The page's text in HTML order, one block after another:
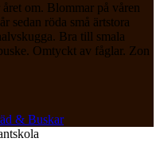
om. Blommar på våren
sedan röda små ärtstora
Bra till smala
Omtyckt av fåglar. Zon
& Buskar